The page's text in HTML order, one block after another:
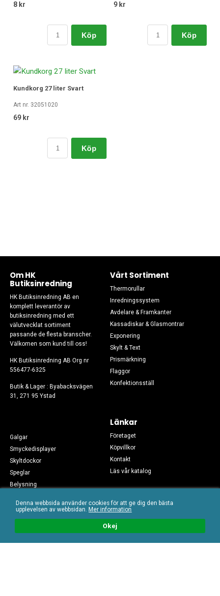
Okej
Denna webbsida använder cookies för att ge dig den bästa
upplevelsen av webbsidan.Mer information
8 kr
Köp
9 kr
Köp
Kundkorg 27 liter Svart
Art nr. 32051020
69 kr
Köp
Om HK
Butiksinredning
HK Butiksinredning AB en
komplett leverantör av
butiksinredning med ett
välutvecklat sortiment
passande de flesta branscher.
Välkomen som kund till oss!
HK Butiksinredning AB Org nr
556477-6325
Butik & Lager : Byabacksvägen
31, 271 95 Ystad
Vårt Sortiment
Thermorullar
Inredningssystem
Avdelare & Framkanter
Kassadiskar & Glasmontrar
Exponering
Skylt & Text
Prismärkning
Flaggor
Konfektionsställ
Galgar
Smyckedisplayer
Skyltdockor
Speglar
Belysning
Skyltmaterial
Begagnat
Länkar
Företaget
Köpvillkor
Kontakt
Läs vår katalog
Följ oss på sociala medier!